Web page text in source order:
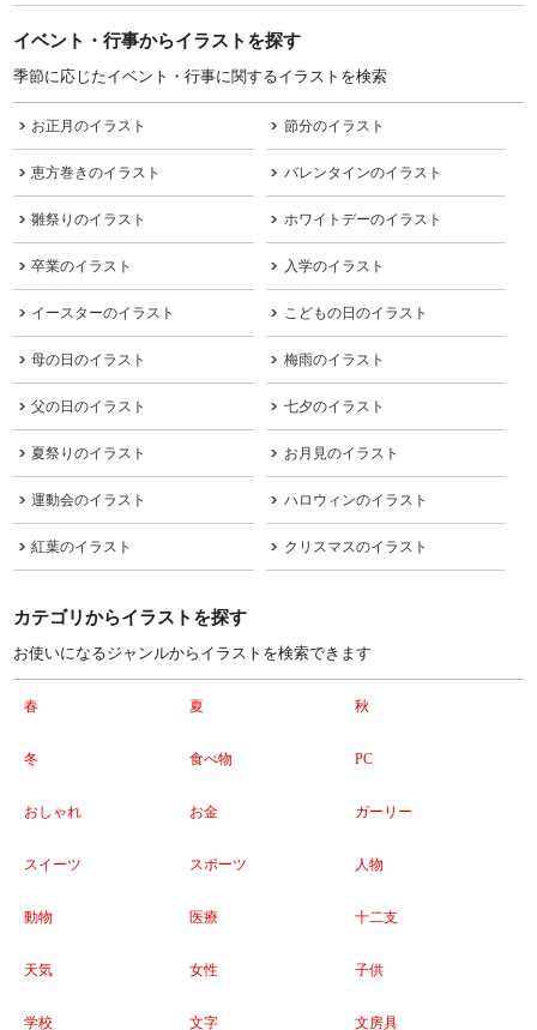
イベント・行事からイラストを探す
季節に応じたイベント・行事に関するイラストを検索
お正月のイラスト 節分のイラスト
恵方巻きのイラスト バレンタインのイラスト
雛祭りのイラスト ホワイトデーのイラスト
卒業のイラスト 入学のイラスト
イースターのイラスト こどもの日のイラスト
母の日のイラスト 梅雨のイラスト
父の日のイラスト 七夕のイラスト
夏祭りのイラスト お月見のイラスト
運動会のイラスト ハロウィンのイラスト
紅葉のイラスト クリスマスのイラスト
カテゴリからイラストを探す
お使いになるジャンルからイラストを検索できます
春 夏 秋
冬 食べ物 PC
おしゃれ お金 ガーリー
スイーツ スポーツ 人物
動物 医療 十二支
天気 女性 子供
学校 文字 文房具